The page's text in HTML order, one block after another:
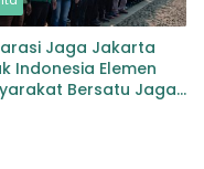
Jaga Jakarta
Indonesia Elemen
Bersatu Jaga